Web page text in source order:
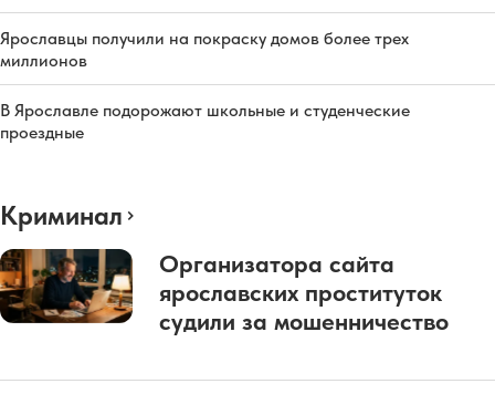
Ярославцы получили на покраску домов более трех
миллионов
В Ярославле подорожают школьные и студенческие
проездные
Криминал
Организатора сайта
ярославских проституток
судили за мошенничество